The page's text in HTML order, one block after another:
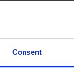
Consent